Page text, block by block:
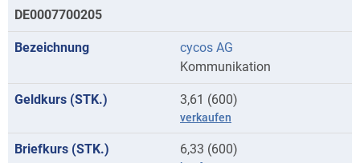
DE0007700205
cycos AG
Kommunikation
3,61 (600)
verkaufen
6,33 (600)